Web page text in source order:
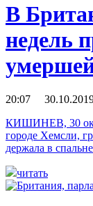
В
недель
20:07
КИШИНЕВ, 30
городе Хемсли,
держала в
читать